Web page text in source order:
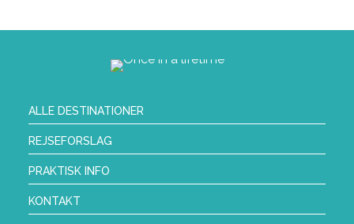
ALLE DESTINATIONER
REJSEFORSLAG
PRAKTISK INFO
KONTAKT